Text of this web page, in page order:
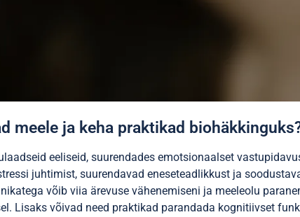
meele ja keha praktikad
eeliseid, suurendades emotsionaalset
juhtimist, suurendavad eneseteadlikkust ja
võib viia ärevuse vähenemiseni ja meeleolu
Lisaks võivad need praktikad parandada kognitiivset